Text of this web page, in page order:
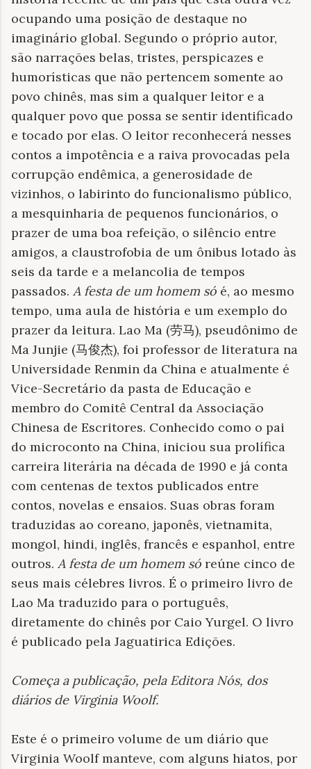
ocupando uma posição de destaque no
imaginário global. Segundo o próprio autor,
são narrações belas, tristes, perspicazes e
humorísticas que não pertencem somente ao
povo chinês, mas sim a qualquer leitor e a
qualquer povo que possa se sentir identificado
e tocado por elas. O leitor reconhecerá nesses
contos a impotência e a raiva provocadas pela
corrupção endêmica, a generosidade de
vizinhos, o labirinto do funcionalismo público,
a mesquinharia de pequenos funcionários, o
prazer de uma boa refeição, o silêncio entre
amigos, a claustrofobia de um ônibus lotado às
seis da tarde e a melancolia de tempos
passados. A festa de um homem só é, ao mesmo
tempo, uma aula de história e um exemplo do
prazer da leitura. Lao Ma (劳马), pseudônimo de
Ma Junjie (马俊杰), foi professor de literatura na
Universidade Renmin da China e atualmente é
Vice-Secretário da pasta de Educação e
membro do Comitê Central da Associação
Chinesa de Escritores. Conhecido como o pai
do microconto na China, iniciou sua prolífica
carreira literária na década de 1990 e já conta
com centenas de textos publicados entre
contos, novelas e ensaios. Suas obras foram
traduzidas ao coreano, japonês, vietnamita,
mongol, hindi, inglês, francês e espanhol, entre
outros. A festa de um homem só reúne cinco de
seus mais célebres livros. É o primeiro livro de
Lao Ma traduzido para o português,
diretamente do chinês por Caio Yurgel. O livro
é publicado pela Jaguatirica Edições.
Começa a publicação, pela Editora Nós, dos
diários de Virginia Woolf.
Este é o primeiro volume de um diário que
Virginia Woolf manteve, com alguns hiatos, por